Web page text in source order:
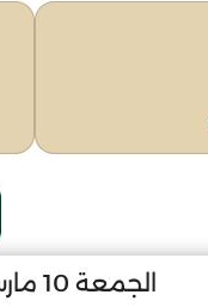
الجمعة 10 مارس 2006